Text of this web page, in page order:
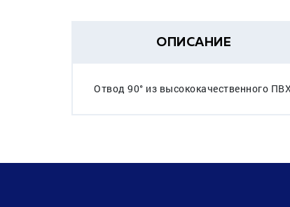
ОПИСАНИЕ
Отвод 90° из высококачественного